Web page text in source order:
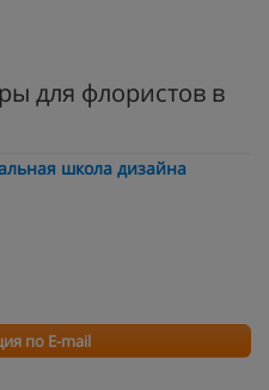
для флористов в
школа дизайна
по E-mail